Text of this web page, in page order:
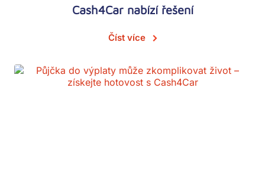
Cash4Car nabízí řešení
Číst více